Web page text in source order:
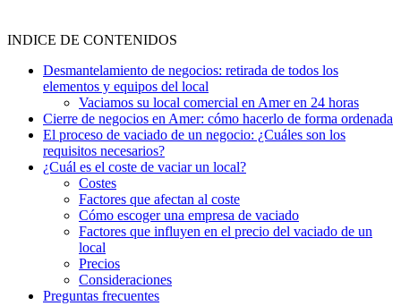
INDICE DE CONTENIDOS
Desmantelamiento de negocios: retirada de todos los
elementos y equipos del local
Vaciamos su local comercial en Amer en 24 horas
Cierre de negocios en Amer: cómo hacerlo de forma ordenada
El proceso de vaciado de un negocio: ¿Cuáles son los
requisitos necesarios?
¿Cuál es el coste de vaciar un local?
Costes
Factores que afectan al coste
Cómo escoger una empresa de vaciado
Factores que influyen en el precio del vaciado de un
local
Precios
Consideraciones
Preguntas frecuentes